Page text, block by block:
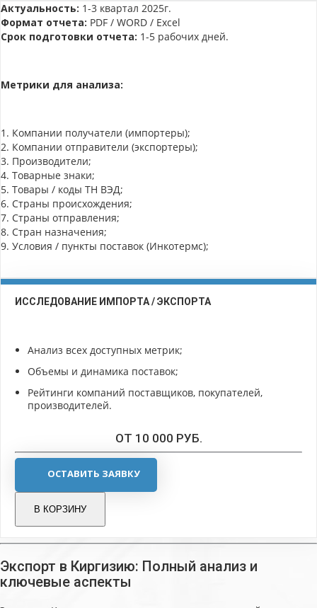
Актуальность: 1-3 квартал 2025г.
Формат отчета: PDF / WORD / Excel
Срок подготовки отчета: 1-5 рабочих дней.
Метрики для анализа:
1. Компании получатели (импортеры);
2. Компании отправители (экспортеры);
3. Производители;
4. Товарные знаки;
5. Товары / коды ТН ВЭД;
6. Страны происхождения;
7. Страны отправления;
8. Стран назначения;
9. Условия / пункты поставок (Инкотермс);
ИССЛЕДОВАНИЕ ИМПОРТА / ЭКСПОРТА
Анализ всех доступных метрик;
Объемы и динамика поставок;
Рейтинги компаний поставщиков, покупателей,
производителей.
ОТ 10 000 РУБ.
ОСТАВИТЬ ЗАЯВКУ
В КОРЗИНУ
Экспорт в Киргизию: Полный анализ и
ключевые аспекты